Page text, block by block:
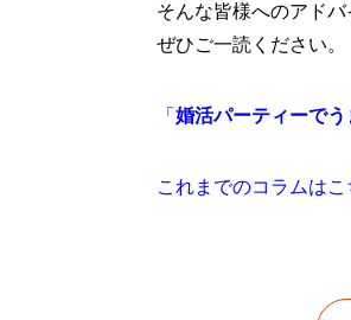
そんな皆様へのアドバ
ぜひご一読ください。
「 婚活パーティーで
これまでのコラムはこ